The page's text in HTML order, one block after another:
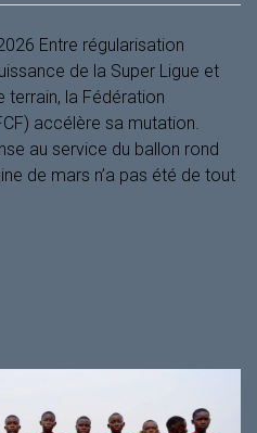
Entre régularisation
de la Super Ligue et
terrain, la Fédération
accélère sa mutation.
au service du ballon rond
de mars n’a pas été de tout